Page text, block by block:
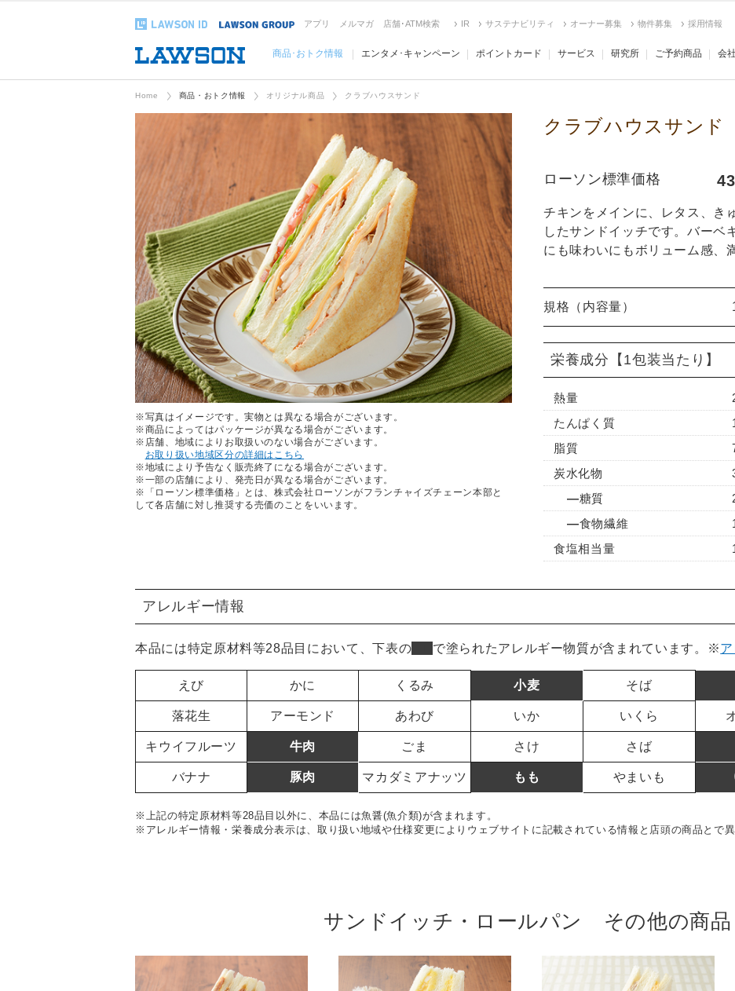
アプリ メルマガ 店舗･ATM検索 IR サステナビリティ オーナー募集 物件募集 採用情報
商品･おトク情報 エンタメ･キャンペーン ポイントカード サービス 研究所 ご予約商品 会
Home 商品・おトク情報 オリジナル商品 クラブハウスサンド
※写真はイメージです。実物とは異なる場合がございます。
※商品によってはパッケージが異なる場合がございます。
※店舗、地域によりお取扱いのない場合がございます。
お取り扱い地域区分の詳細はこちら
※地域により予告なく販売終了になる場合がございます。
※一部の店舗により、発売日が異なる場合がございます。
※「ローソン標準価格」とは、株式会社ローソンがフランチャイズチェーン本部と
して各店舗に対し推奨する売価のことをいいます。
クラブハウスサンド
ローソン標準価格
チキンをメインに、レタス、き
したサンドイッチです。バーベ
にも味わいにもボリューム感、
規格（内容量）
栄養成分 【1包装当たり】
熱量
たんぱく質
脂質
炭水化物
糖質
食物繊維
食塩相当量
アレルギー情報
本品には特定原材料等28品目において、下表の で塗られたアレルギー物質が含まれています。 ※
えび かに くるみ 小麦 そば
落花生 アーモンド あわび いか いくら
キウイフルーツ 牛肉 ごま さけ さば
バナナ 豚肉 マカダミアナッツ もも やまいも
※上記の特定原材料等28品目以外に、本品には魚醤(魚介類)が含まれます。
※アレルギー情報・栄養成分表示は、取り扱い地域や仕様変更によりウェブサイトに記載されている情報と店頭の商品とで異
サンドイッチ・ロールパン その他の商品